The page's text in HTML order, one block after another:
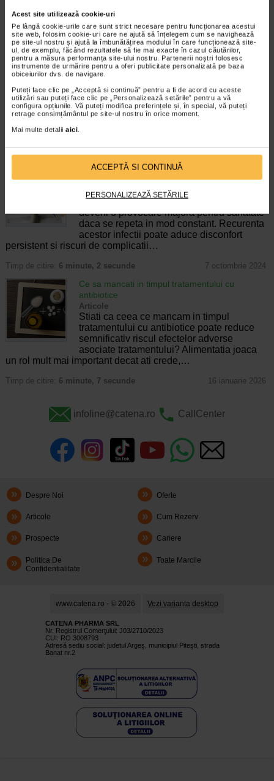
Acest site utilizează cookie-uri
Pe lângă cookie-urile care sunt strict necesare pentru funcționarea acestui
site web, folosim cookie-uri care ne ajută să înțelegem cum se navighează
pe site-ul nostru și ajută la îmbunătățirea modului în care funcționează site-
ul, de exemplu, făcând rezultatele să fie mai exacte în cazul căutărilor,
pentru a măsura performanța site-ului nostru. Partenerii noștri folosesc
instrumente de urmărire pentru a oferi publicitate personalizată pe baza
obiceiurilor dvs. de navigare.
Puteți face clic pe „Acceptă si continuă” pentru a fi de acord cu aceste
utilizări sau puteți face clic pe „Personalizează setările” pentru a vă
configura opțiunile. Vă puteți modifica preferințele și, în special, vă puteți
retrage consimțământul pe site-ul nostru în orice moment.
Mai multe detalii aici.
ACCEPTĂ SI CONTINUĂ
PERSONALIZEAZĂ SETĂRILE
mai multi dintre acesti microbi…
Timp de citire:6 minute, 29 secunde 2 iunie 2023
Cu ce simptome va puteti confrunta daca aveti o
infectie in corp?
Boli infectioase
Infectiile pot aparea in orice parte a corpului
si sunt cauzate de microorganisme precum
bacterii, virusuri, ciuperci sau paraziti. Fie
ca sunt localizate sau sistemice, infectiile
declanseaza o serie…
Timp de citire:5 minute, 46 secunde 27 noiembrie 2024
Infectie urinara recurenta: cauze si solutii de
ajutor
Sistem urinar
Infectiile urinare, desi frecvent intalnite, pot
deveni o provocare majora pentru sanatate
daca se repeta in mod constant. Recurenta
acestor infectii poate aduce disconfort
persistent si riscuri de complicatii…
Timp de citire: 6 minute, 2 secunde 7 octombrie 2024
Ce sa mancati in timpul tratamentului cu
antibiotice
Articole
Stiati ca ceea ce mancam in timpul
tratamentului cu antibiotice poate reduce
semnificativ riscul efectelor adverse
asociate tratamentului? Alimentatia joaca
un rol mult mai important decat ati crede,…
Timp de citire: 6 minute, 7 secunde 16 ianuarie 2026
infoline@catena.ro CallCenter
Despre Noi Oferte
Articole Cum Rezerv
Prospecte Cariere
Politica De
Confidentialitate
Toate Marcile
www.catena.ro - © 2026 Vezi varianta desktop
CATENA PHARMA SRL
Nr. Registrul Comerţului: J03/2710/2023
CUI: RO 3008793
Adresă sediu social: judetul Argeş, municipiul Piteşti, strada
Banat nr.2